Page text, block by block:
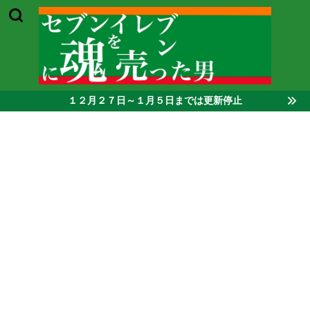
１２月２７日～１月５日までは更新停止